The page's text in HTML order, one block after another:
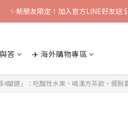
✨新朋友限定！加入官方LINE好友送
答 ✈️ 海外購物專區
關鍵」：吃酸性水果、喝漢方茶飲，擺脫